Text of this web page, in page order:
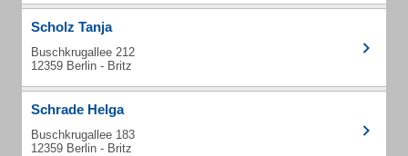
Scholz Tanja
Buschkrugallee 212
12359 Berlin - Britz
Schrade Helga
Buschkrugallee 183
12359 Berlin - Britz